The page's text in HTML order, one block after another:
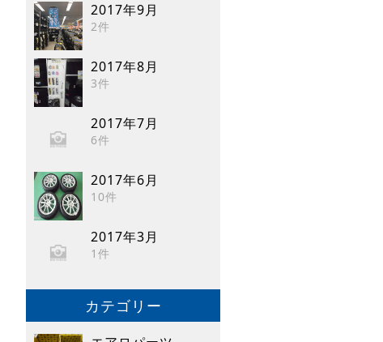
2017年9月
2件
2017年8月
3件
2017年7月
6件
2017年6月
10件
2017年3月
1件
カテゴリー